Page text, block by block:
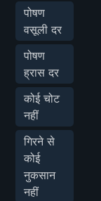
पोषण
वसूली दर
पोषण
ह्रास दर
कोई चोट
नहीं
गिरने से
कोई
नुकसान
नहीं